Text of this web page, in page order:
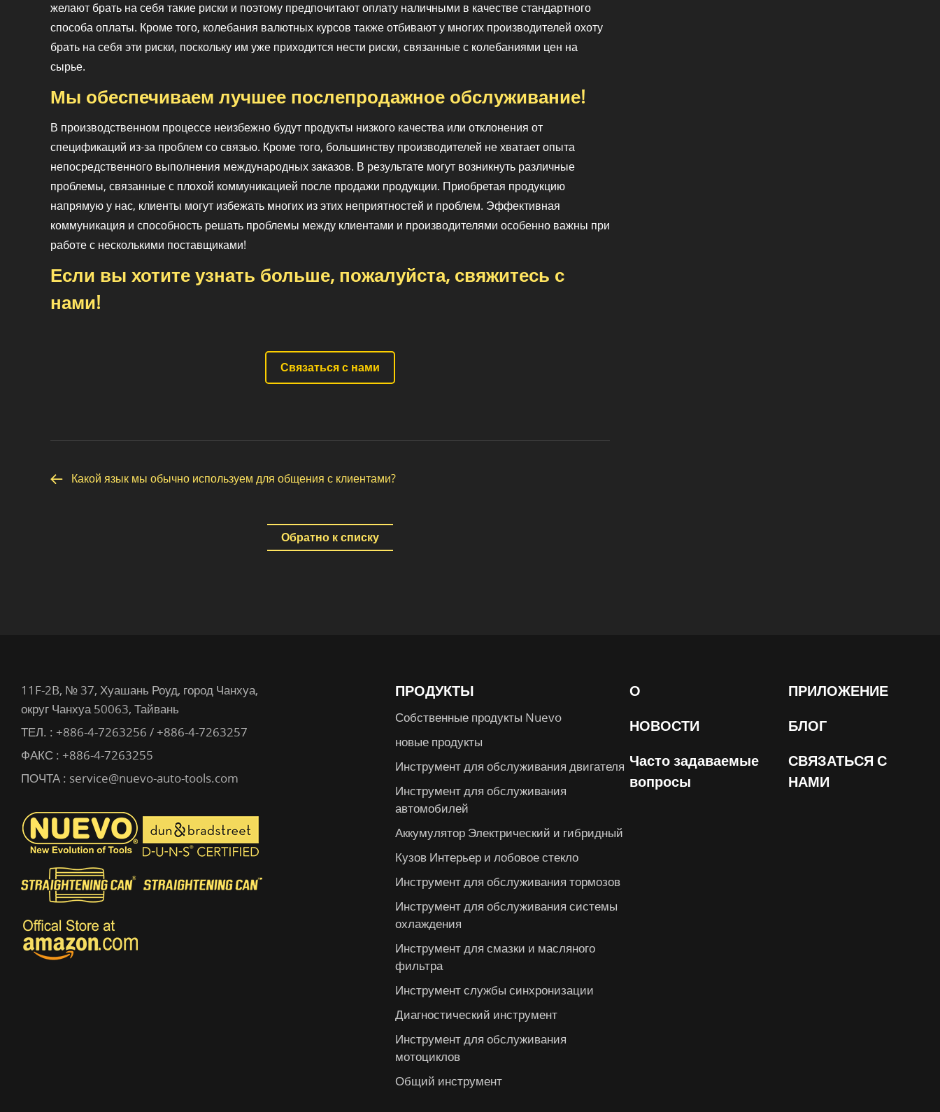
желают брать на себя такие риски и поэтому предпочитают оплату наличными в качестве стандартного
способа оплаты. Кроме того, колебания валютных курсов также отбивают у многих производителей охоту
брать на себя эти риски, поскольку им уже приходится нести риски, связанные с колебаниями цен на
сырье.
Мы обеспечиваем лучшее послепродажное обслуживание!
В производственном процессе неизбежно будут продукты низкого качества или отклонения от
спецификаций из-за проблем со связью. Кроме того, большинству производителей не хватает опыта
непосредственного выполнения международных заказов. В результате могут возникнуть различные
проблемы, связанные с плохой коммуникацией после продажи продукции. Приобретая продукцию
напрямую у нас, клиенты могут избежать многих из этих неприятностей и проблем. Эффективная
коммуникация и способность решать проблемы между клиентами и производителями особенно важны при
работе с несколькими поставщиками!
Если вы хотите узнать больше, пожалуйста, свяжитесь с
нами!
Связаться с нами
Какой язык мы обычно используем для общения с клиентами?
Обратно к списку
ПРОДУКТЫ
Собственные продукты Nuevo
новые продукты
Инструмент для обслуживания двигателя
Инструмент для обслуживания
автомобилей
Аккумулятор Электрический и гибридный
Кузов Интерьер и лобовое стекло
Инструмент для обслуживания тормозов
Инструмент для обслуживания системы
охлаждения
Инструмент для смазки и масляного
фильтра
Инструмент службы синхронизации
Диагностический инструмент
Инструмент для обслуживания
мотоциклов
Общий инструмент
О
ПРИЛОЖЕНИЕ
НОВОСТИ
БЛОГ
Часто задаваемые
вопросы
СВЯЗАТЬСЯ С
НАМИ
11F-2B, № 37, Хуашань Роуд, город Чанхуа,
округ Чанхуа 50063, Тайвань
ТЕЛ. : +886-4-7263256 / +886-4-7263257
ФАКС : +886-4-7263255
ПОЧТА : service@nuevo-auto-tools.com